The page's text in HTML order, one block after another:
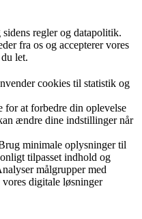
regler og datapolitik.
fra os og accepterer vores
let.
cookies til statistik og
for at forbedre din oplevelse
ændre dine indstillinger når
minimale oplysninger til
tilpasset indhold og
målgrupper med
digitale løsninger